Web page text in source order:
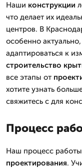
Наши конструкции
что делает их
центров. В
особенно
адаптироваться к
строительство
все этапы от
хотите узнать
свяжитесь с для
Процесс
Наш процесс работы
проектирования.